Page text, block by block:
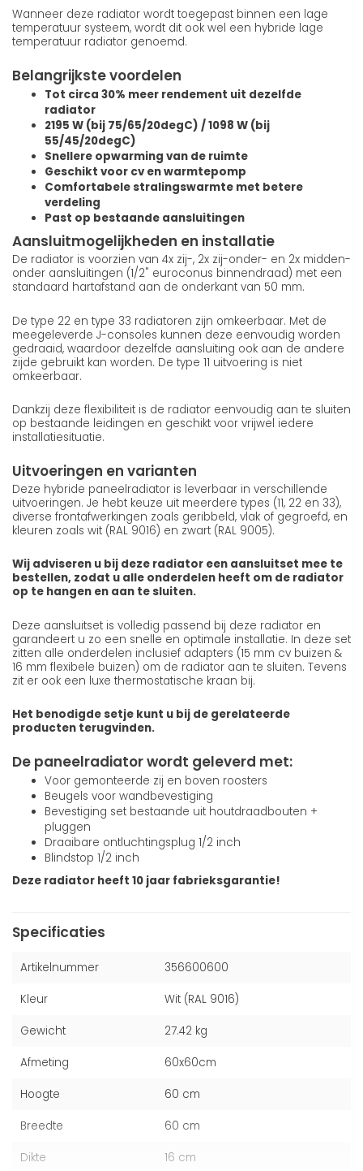
Wanneer deze radiator wordt toegepast binnen een lage
temperatuur systeem, wordt dit ook wel een hybride lage
temperatuur radiator genoemd.
Belangrijkste voordelen
Tot circa 30% meer rendement uit dezelfde
radiator
2195 W (bij 75/65/20degC) / 1098 W (bij
55/45/20degC)
Snellere opwarming van de ruimte
Geschikt voor cv en warmtepomp
Comfortabele stralingswarmte met betere
verdeling
Past op bestaande aansluitingen
Aansluitmogelijkheden en installatie
De radiator is voorzien van 4x zij-, 2x zij-onder- en 2x midden-
onder aansluitingen (1/2" euroconus binnendraad) met een
standaard hartafstand aan de onderkant van 50 mm.
De type 22 en type 33 radiatoren zijn omkeerbaar. Met de
meegeleverde J-consoles kunnen deze eenvoudig worden
gedraaid, waardoor dezelfde aansluiting ook aan de andere
zijde gebruikt kan worden. De type 11 uitvoering is niet
omkeerbaar.
Dankzij deze flexibiliteit is de radiator eenvoudig aan te sluiten
op bestaande leidingen en geschikt voor vrijwel iedere
installatiesituatie.
Uitvoeringen en varianten
Deze hybride paneelradiator is leverbaar in verschillende
uitvoeringen. Je hebt keuze uit meerdere types (11, 22 en 33),
diverse frontafwerkingen zoals geribbeld, vlak of gegroefd, en
kleuren zoals wit (RAL 9016) en zwart (RAL 9005).
Wij adviseren u bij deze radiator een aansluitset mee te
bestellen, zodat u alle onderdelen heeft om de radiator
op te hangen en aan te sluiten.
Deze aansluitset is volledig passend bij deze radiator en
garandeert u zo een snelle en optimale installatie. In deze set
zitten alle onderdelen inclusief adapters (15 mm cv buizen &
16 mm flexibele buizen) om de radiator aan te sluiten. Tevens
zit er ook een luxe thermostatische kraan bij.
Het benodigde setje kunt u bij de gerelateerde
producten terugvinden.
De paneelradiator wordt geleverd met:
Voor gemonteerde zij en boven roosters
Beugels voor wandbevestiging
Bevestiging set bestaande uit houtdraadbouten +
pluggen
Draaibare ontluchtingsplug 1/2 inch
Blindstop 1/2 inch
Deze radiator heeft 10 jaar fabrieksgarantie!
Specificaties
Artikelnummer 356600600
Kleur Wit (RAL 9016)
Gewicht 27.42 kg
Afmeting 60x60cm
Hoogte 60 cm
Breedte 60 cm
Dikte 16 cm